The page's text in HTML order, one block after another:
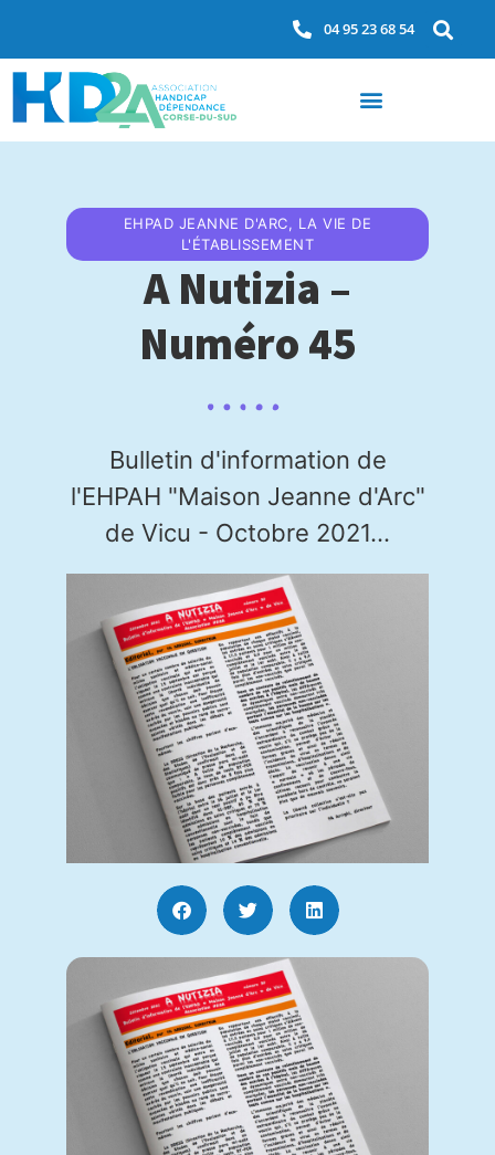
04 95 23 68 54
EHPAD JEANNE D'ARC, LA VIE DE
L'ÉTABLISSEMENT
A Nutizia –
Numéro 45
Bulletin d'information de
l'EHPAH "Maison Jeanne d'Arc"
de Vicu - Octobre 2021...